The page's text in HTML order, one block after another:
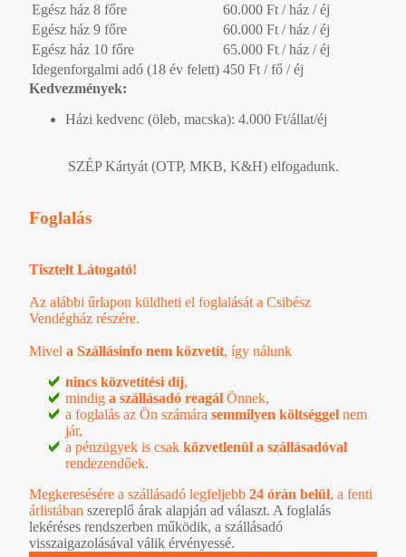
Egész ház 8 főre
60.000 Ft / ház / éj
Egész ház 9 főre
60.000 Ft / ház / éj
Egész ház 10 főre
65.000 Ft / ház / éj
Idegenforgalmi adó (18 év felett) 450 Ft / fő / éj
Kedvezmények:
Házi kedvenc (öleb, macska): 4.000 Ft/állat/éj
SZÉP Kártyát (OTP, MKB, K&H) elfogadunk.
Foglalás
Tisztelt Látogató!
Az alábbi űrlapon küldheti el foglalását a Csibész
Vendégház részére.
Mivel a Szállásinfo nem közvetít, így nálunk
nincs közvetítési díj,
mindig a szállásadó reagál Önnek,
a foglalás az Ön számára semmilyen költséggel nem
jár,
a pénzügyek is csak közvetlenül a szállásadóval
rendezendőek.
Megkeresésére a szállásadó legfeljebb 24 órán belül, a fenti
árlistában szereplő árak alapján ad választ. A foglalás
lekéréses rendszerben működik, a szállásadó
visszaigazolásával válik érvényessé.